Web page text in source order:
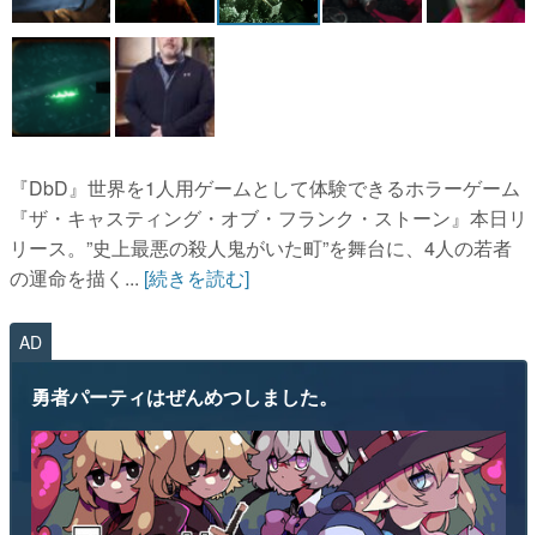
電ファミニコゲーマーとは？
運営：株式会社マレ
『DbD』世界を1人用ゲームとして体験できるホラーゲーム
『ザ・キャスティング・オブ・フランク・ストーン』本日リ
リース。”史上最悪の殺人鬼がいた町”を舞台に、4人の若者
の運命を描く... [続きを読む]
AD
勇者パーティはぜんめつしました。